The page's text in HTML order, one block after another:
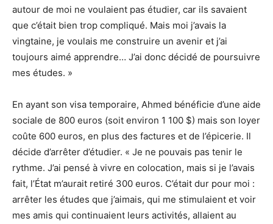
autour de moi ne voulaient pas étudier, car ils savaient
que c’était bien trop compliqué. Mais moi j’avais la
vingtaine, je voulais me construire un avenir et j’ai
toujours aimé apprendre… J’ai donc décidé de poursuivre
mes études. »
En ayant son visa temporaire, Ahmed bénéficie d’une aide
sociale de 800 euros (soit environ 1 100 $) mais son loyer
coûte 600 euros, en plus des factures et de l’épicerie. Il
décide d’arrêter d’étudier. « Je ne pouvais pas tenir le
rythme. J’ai pensé à vivre en colocation, mais si je l’avais
fait, l’État m’aurait retiré 300 euros. C’était dur pour moi :
arrêter les études que j’aimais, qui me stimulaient et voir
mes amis qui continuaient leurs activités, allaient au